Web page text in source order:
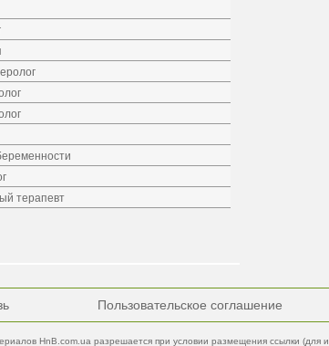
терапевт
Пользовательское соглашение
HnB.com.ua разрешается при условии размещения ссылки (для